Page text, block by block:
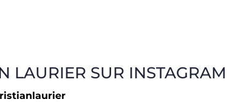
LAURIER SUR INSTAGRAM